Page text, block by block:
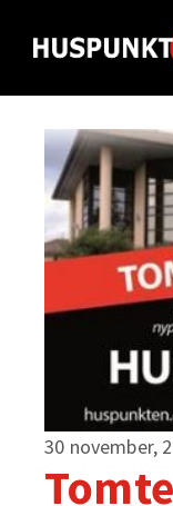
30 november,